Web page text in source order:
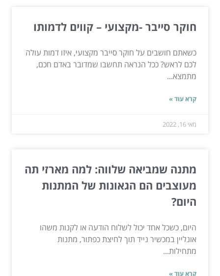
חוקר סייבר -מקצועי – קווים לדמותו
כשאתם חושבים על חוקר סייבר מקצועי, איזו דמות עולה
לכם לראש? ככל הנראה תחשבו שמדובר באדם חכם,
מתמצא...
קרא עוד »
מאי 16, 2022
מתנה שמביאה שלווה: למה מארזי תה
מעוצבים הם הגאונות של המתנות
היום?
היום, כשכל אחד יכול לשלוח הודעה או לקנות משהו
אונליין במכשיר נייד תוך לחיצת כפתור, מתנות
מתחילות...
קרא עוד »